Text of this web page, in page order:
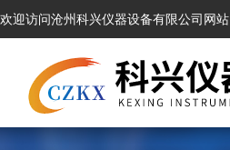
欢迎访问沧州科兴仪器设备有限公司网站